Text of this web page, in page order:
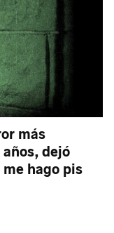
más
dejó
hago pis